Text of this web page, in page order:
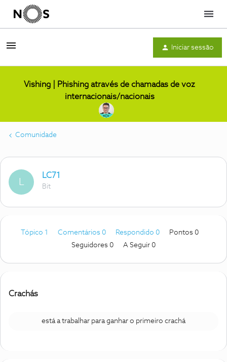
Menu
Iniciar sessão
Vishing | Phishing através de chamadas de voz
internacionais/nacionais
Comunidade
L
LC71
Bit
Tópico 1 Comentários 0 Respondido 0
Pontos 0
Seguidores 0 A Seguir 0
Crachás
está a trabalhar para ganhar o primeiro crachá